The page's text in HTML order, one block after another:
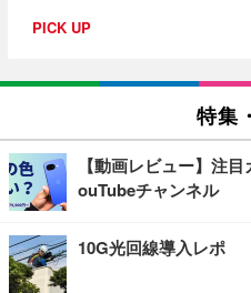
PICK UP
特集
【動画レビュー】注
ouTubeチャンネル
10G光回線導入レポ